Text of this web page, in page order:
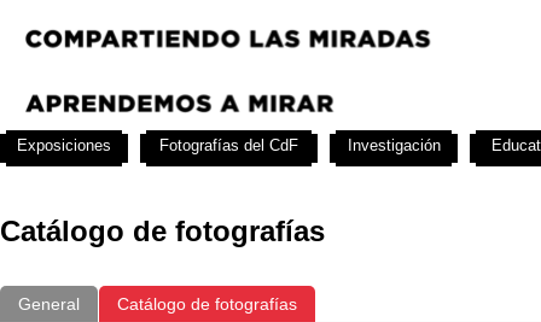
Catálogo de fotografías
General Catálogo de fotografías
Exposiciones Fotografías del CdF Investigación